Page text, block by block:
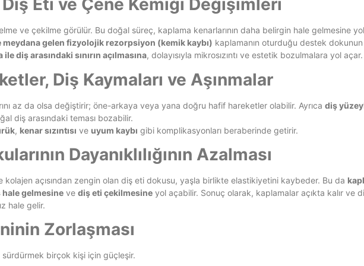
Diş Eti ve Çene Kemiği Değişimleri
ve çekilme görülür. Bu doğal süreç, kaplama kenarlarının daha belirgin hale gelmesine
meydana gelen fizyolojik rezorpsiyon (kemik kaybı) kaplamanın oturduğu destek dokunun
ile diş arasındaki sınırın açılmasına, dolayısıyla mikrosızıntı ve estetik bozulmalara yol açar.
Diş Kaymaları ve Aşınmalar
az da olsa değiştirir; öne-arkaya veya yana doğru hafif hareketler olabilir. Ayrıca diş
diş arasındaki teması bozabilir.
, kenar sızıntısı ve uyum kaybı gibi komplikasyonları beraberinde getirir.
Dayanıklılığının Azalması
kolajen açısından zengin olan diş eti dokusu, yaşla birlikte elastikiyetini kaybeder. Bu da
hale gelmesine ve diş eti çekilmesine yol açabilir. Sonuç olarak, kaplamalar açıkta kalır ve
hale gelir.
Zorlaşması
sürdürmek birçok kişi için güçleşir.